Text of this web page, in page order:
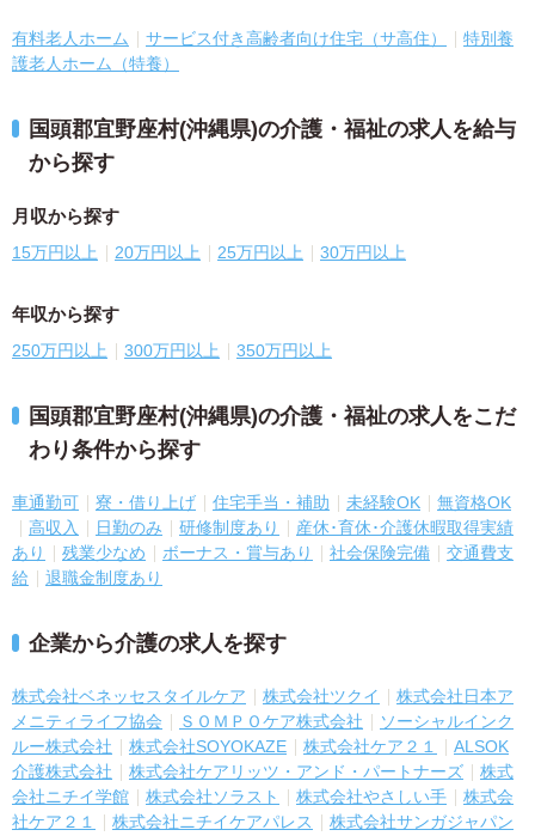
有料老人ホーム サービス付き高齢者向け住宅（サ高住）
特別養
護老人ホーム（特養）
国頭郡宜野座村(沖縄県)の介護・福祉の求人を給与
から探す
月収から探す
15万円以上 20万円以上 25万円以上 30万円以上
年収から探す
250万円以上 300万円以上 350万円以上
国頭郡宜野座村(沖縄県)の介護・福祉の求人をこだ
わり条件から探す
車通勤可 寮・借り上げ 住宅手当・補助 未経験OK
無資格OK
高収入
日勤のみ 研修制度あり
産休･育休･介護休暇取得実績
あり
残業少なめ ボーナス・賞与あり 社会保険完備
交通費支
給
退職金制度あり
企業から介護の求人を探す
株式会社ベネッセスタイルケア 株式会社ツクイ
株式会社日本ア
メニティライフ協会
ＳＯＭＰＯケア株式会社
ソーシャルインク
ルー株式会社
株式会社SOYOKAZE 株式会社ケア２１
ALSOK
介護株式会社
株式会社ケアリッツ・アンド・パートナーズ
株式
会社ニチイ学館
株式会社ソラスト 株式会社やさしい手
株式会
社ケア２１
株式会社ニチイケアパレス
株式会社サンガジャパン